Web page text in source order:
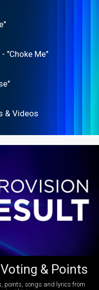
"Choke Me"
& Videos
& Points
points, songs and lyrics from